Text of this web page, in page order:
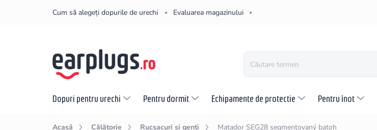
Cum să alegeți dopurile de urechi Evaluarea magazinului
Dopuri pentru urechi Pentru dormit Echipamente de protectie Pentru înot
Acasă Călătorie Rucsacuri si genti Matador SEG28 segmentovaný batoh